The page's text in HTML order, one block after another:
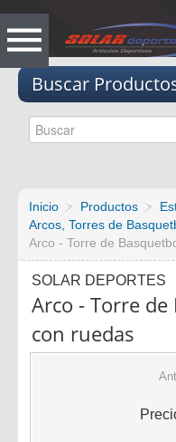
Buscar
Inicio Productos
Arcos, Torres de
Arco - Torre de
SOLAR DEPORTES
Arco - Torre de
con ruedas